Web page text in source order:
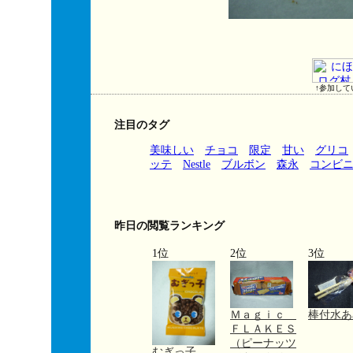
↑参加して
注目のタグ
美味しい チョコ 限定 甘い
グリコ
ッテ
Nestle ブルボン 森永 コンビニ
昨日の閲覧ランキング
1位 2位
Ｍａｇｉｃ
ＦＬＡＫＥＳ
（ピーナッツ
3位
棒付水